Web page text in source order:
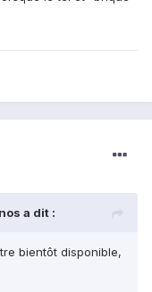
a dit :
bientôt disponible,